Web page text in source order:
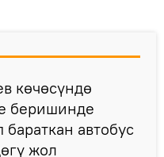
көчөсүндө
беришинде
автобус
жол